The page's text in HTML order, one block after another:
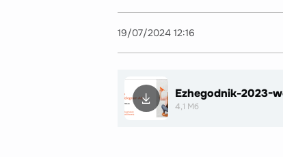
19/07/2024 12:16
Ezhegodnik-2023-
4,1 Мб